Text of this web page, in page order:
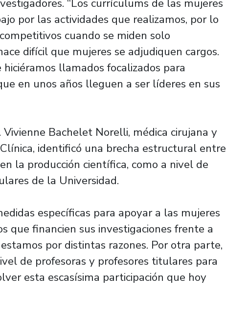
“Los currículums de las mujeres
por las actividades que realizamos, por lo
cuando se miden solo
difícil que mujeres se adjudiquen cargos.
llamados focalizados para
en unos años lleguen a ser líderes en sus
Bachelet Norelli, médica cirujana y
identificó una brecha estructural entre
la producción científica, como a nivel de
de la Universidad.
específicas para apoyar a las mujeres
que financien sus investigaciones frente a
por distintas razones. Por otra parte,
de profesoras y profesores titulares para
esta escasísima participación que hoy